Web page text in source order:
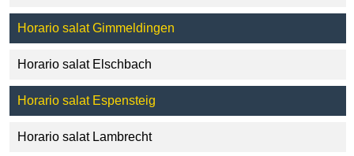
Horario salat Gimmeldingen
Horario salat Elschbach
Horario salat Espensteig
Horario salat Lambrecht